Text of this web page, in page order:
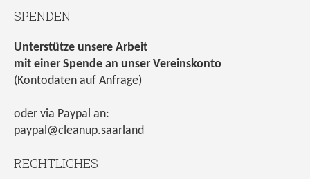
SPENDEN
Unterstütze unsere Arbeit
mit einer Spende an unser Vereinskonto
(Kontodaten auf Anfrage)
oder via Paypal an:
paypal@cleanup.saarland
RECHTLICHES